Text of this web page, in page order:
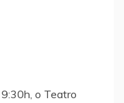
o Teatro